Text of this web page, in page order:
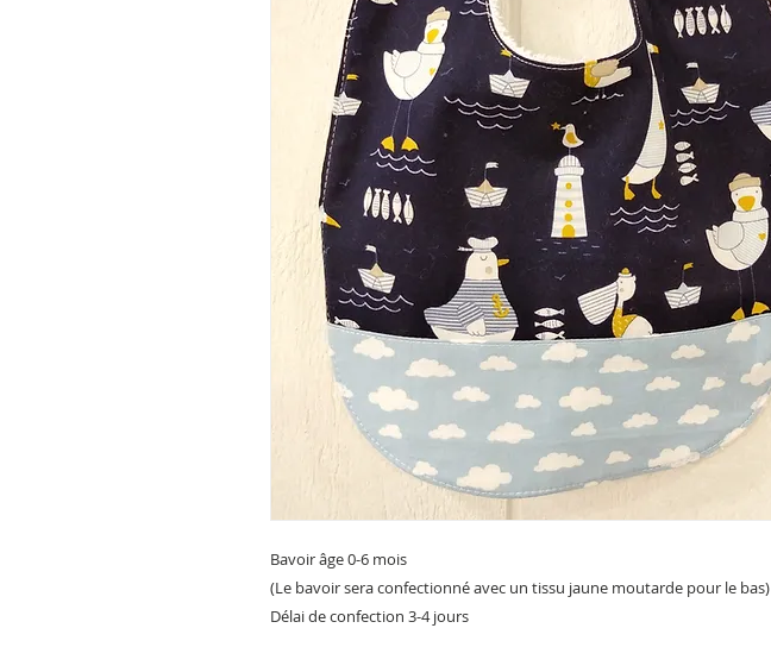
Bavoir âge 0-6 mois
(Le bavoir sera confectionné avec un tissu jaune moutarde pour le bas)
Délai de confection 3-4 jours